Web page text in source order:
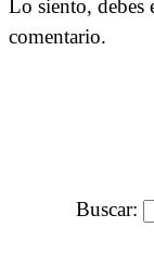
Lo siento, debes
comentario.
Buscar: